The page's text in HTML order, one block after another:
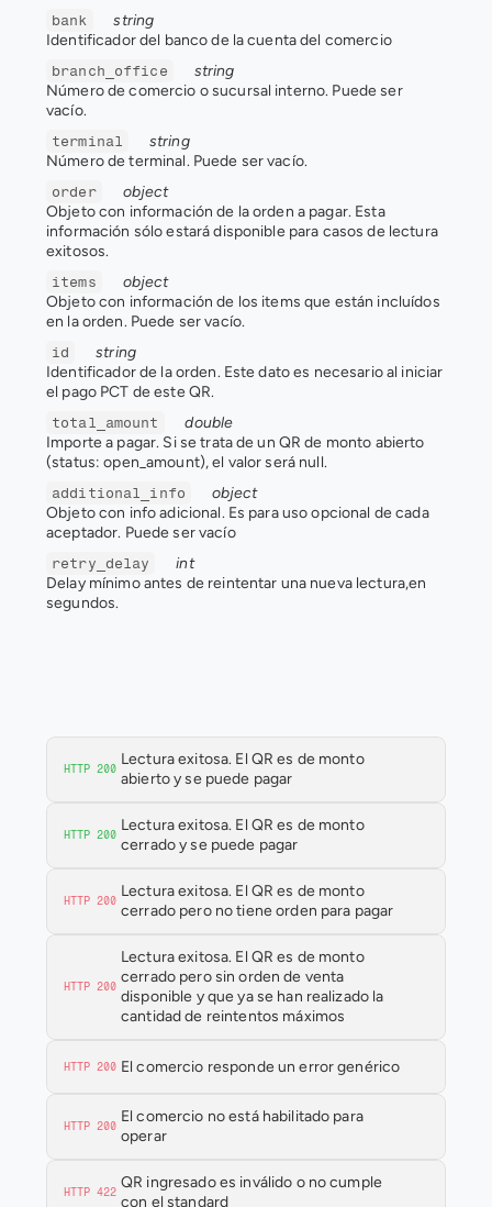
bank
string
Identificador del banco de la cuenta del comercio
branch_office
string
Número de comercio o sucursal interno. Puede ser
vacío.
terminal
string
Número de terminal. Puede ser vacío.
order
object
Objeto con información de la orden a pagar. Esta
información sólo estará disponible para casos de lectura
exitosos.
items
object
Objeto con información de los items que están incluídos
en la orden. Puede ser vacío.
id
string
Identificador de la orden. Este dato es necesario al iniciar
el pago PCT de este QR.
total_amount
double
Importe a pagar. Si se trata de un QR de monto abierto
(status: open_amount), el valor será null.
additional_info
object
Objeto con info adicional. Es para uso opcional de cada
aceptador. Puede ser vacío
retry_delay
int
Delay mínimo antes de reintentar una nueva lectura,en
segundos.
HTTP 200
Lectura exitosa. El QR es de monto
abierto y se puede pagar
HTTP 200
Lectura exitosa. El QR es de monto
cerrado y se puede pagar
HTTP 200
Lectura exitosa. El QR es de monto
cerrado pero no tiene orden para pagar
HTTP 200
Lectura exitosa. El QR es de monto
cerrado pero sin orden de venta
disponible y que ya se han realizado la
cantidad de reintentos máximos
HTTP 200 El comercio responde un error genérico
HTTP 200
El comercio no está habilitado para
operar
HTTP 422
QR ingresado es inválido o no cumple
con el standard